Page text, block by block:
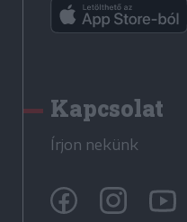
Kapcsolat
Írjon nekünk